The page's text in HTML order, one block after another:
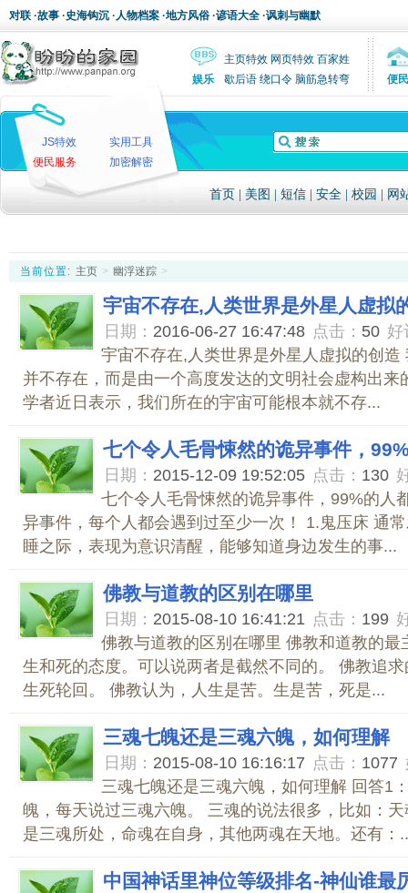
对联 ·故事 ·史海钩沉 ·人物档案 ·地方风俗 ·谚语大全 ·讽刺与幽默
主页特效 网页特效 百家姓
娱乐
歇后语 绕口令 脑筋急转弯 便民
JS特效
实用工具
便民服务
加密解密
首页 美图 短信 安全 校园 网
当前位置: 主页 > 幽浮迷踪 >
宇宙不存在,人类世界是外星人虚拟
日期： 2016-06-27 16:47:48 点击： 50 好
宇宙不存在,人类世界是外星人虚拟的创造
并不存在，而是由一个高度发达的文明社会虚构出来
学者近日表示，我们所在的宇宙可能根本就不存...
七个令人毛骨悚然的诡异事件，
日期： 2015-12-09 19:52:05 点击： 130
七个令人毛骨悚然的诡异事件，99%的人
异事件，每个人都会遇到过至少一次！ 1.鬼压床 通
睡之际，表现为意识清醒，能够知道身边发生的事...
佛教与道教的区别在哪里
日期： 2015-08-10 16:41:21 点击： 199
佛教与道教的区别在哪里 佛教和道教的最
生和死的态度。可以说两者是截然不同的。 佛教追
生死轮回。 佛教认为，人生是苦。生是苦，死是...
三魂七魄还是三魂六魄，如何理解
日期： 2015-08-10 16:16:17 点击： 1077
三魂七魄还是三魂六魄，如何理解 回答1
魄，每天说过三魂六魄。 三魂的说法很多，比如：
是三魂所处，命魂在自身，其他两魂在天地。还有：
中国神话里神位等级排名-神仙谁最